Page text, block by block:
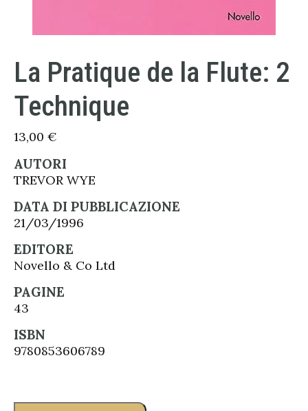
La Pratique de la Flute: 2
Technique
13,00 €
AUTORI
TREVOR WYE
DATA DI PUBBLICAZIONE
21/03/1996
EDITORE
Novello & Co Ltd
PAGINE
43
ISBN
9780853606789